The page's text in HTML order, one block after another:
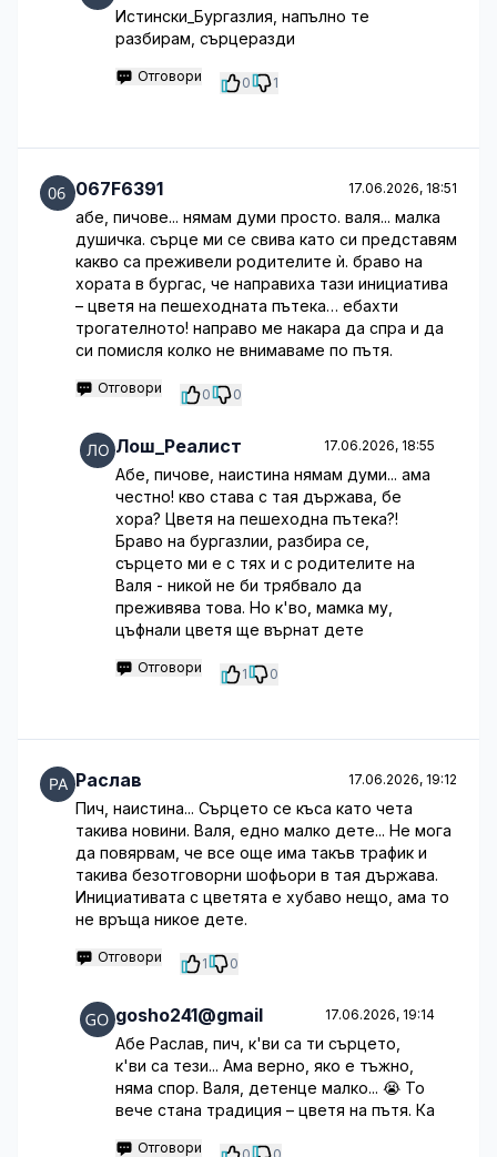
Истински_Бургазлия, напълно те
разбирам, сърцеразди
Отговори 0 1
067F6391 17.06.2026, 18:51
абе, пичове... нямам думи просто. валя... малка
душичка. сърце ми се свива като си представям
какво са преживели родителите ѝ. браво на
хората в бургас, че направиха тази инициатива
– цветя на пешеходната пътека… ебахти
трогателното! направо ме накара да спра и да
си помисля колко не внимаваме по пътя.
Отговори 0 0
Лош_Реалист 17.06.2026, 18:55
Абе, пичове, наистина нямам думи... ама
честно! кво става с тая държава, бе
хора? Цветя на пешеходна пътека?!
Браво на бургазлии, разбира се,
сърцето ми е с тях и с родителите на
Валя - никой не би трябвало да
преживява това. Но к'во, мамка му,
цъфнали цветя ще върнат дете
Отговори 1 0
Раслав 17.06.2026, 19:12
Пич, наистина... Сърцето се къса като чета
такива новини. Валя, едно малко дете... Не мога
да повярвам, че все още има такъв трафик и
такива безотговорни шофьори в тая държава.
Инициативата с цветята е хубаво нещо, ама то
не връща никое дете.
Отговори 1 0
gosho241@gmail 17.06.2026, 19:14
Абе Раслав, пич, к'ви са ти сърцето,
к'ви са тези... Ама верно, яко е тъжно,
няма спор. Валя, детенце малко... 😭 То
вече стана традиция – цветя на пътя. Ка
Отговори